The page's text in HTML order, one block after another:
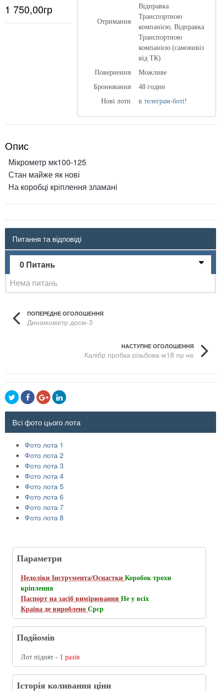
1 750,00гр
Отримання
Відправка
Транспортною
компанією, Відправка
Транспортною
компанією (самовивіз
від ТК)
Повернення
Можливе
Бронювання
48 годин
Нові лоти
в телеграм-боті!
Опис
Мікрометр мк100-125
Стан майже як нові
На коробці кріплення зламані
Питання та відповіді
0 Питань
Нема питань
ПОПЕРЕДНЕ ОГОЛОШЕННЯ
Динамометр досм-3
НАСТУПНЕ ОГОЛОШЕННЯ
Калібр пробка різьбова м18 пр не
Всі фото цього лота
Фото лота 1
Фото лота 2
Фото лота 3
Фото лота 4
Фото лота 5
Фото лота 6
Фото лота 7
Фото лота 8
Параметри
Недоліки Інструмента/Оснастки Коробок трохи
кріплення
Паспорт на засіб вимірювання Не у всіх
Країна де вироблено Срср
Подйомів
Лот піднят - 1 разів
Історія коливання ціни